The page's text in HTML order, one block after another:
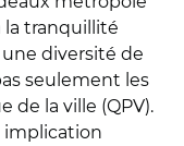
la tranquillité
diversité de
seulement les
de la ville (QPV).
implication